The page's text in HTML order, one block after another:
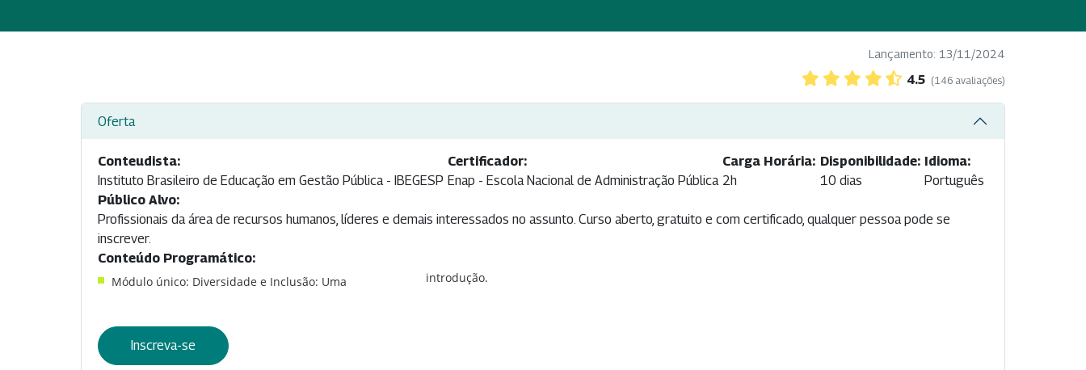
Lançamento: 13/11/2024
4.5 (146 avaliações)
Oferta
Conteudista:
Instituto Brasileiro de Educação em Gestão Pública - IBEGESP
Certificador:
Enap - Escola Nacional de Administração Pública
Carga Horária:
2h
Disponibilidade:
10 dias
Idioma:
Português
Público Alvo:
Profissionais da área de recursos humanos, líderes e demais interessados no assunto. Curso aberto, gratuito e com certificado, qualquer pessoa pode se
inscrever.
Conteúdo Programático:
Módulo único: Diversidade e Inclusão: Uma
introdução.
Inscreva-se